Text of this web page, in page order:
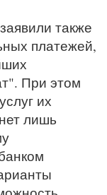
также
платежей,
При этом
их
лишь